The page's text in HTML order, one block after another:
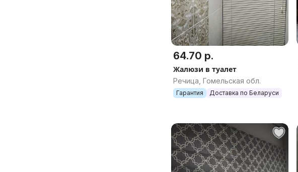
64.70 р.
Жалюзи в туалет
Речица, Гомельская обл.
Гарантия Доставка по Беларуси